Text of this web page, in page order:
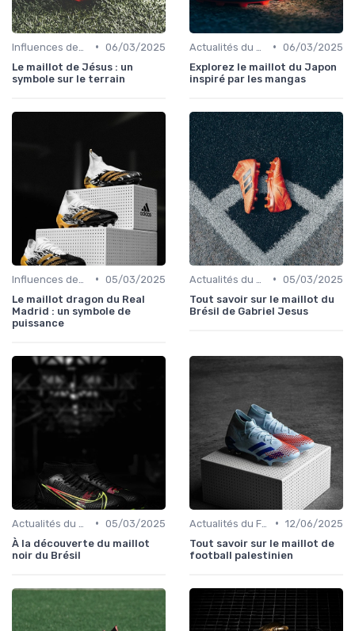
• 06/03/2025
Le maillot de Jésus : un
symbole sur le terrain
• 06/03/2025
Explorez le maillot du Japon
inspiré par les mangas
• 05/03/2025
Le maillot dragon du Real
Madrid : un symbole de
puissance
• 05/03/2025
Tout savoir sur le maillot du
Brésil de Gabriel Jesus
• 05/03/2025
À la découverte du maillot
noir du Brésil
• 12/06/2025
Tout savoir sur le maillot de
football palestinien